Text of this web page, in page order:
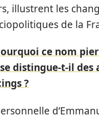
illustrent les
de la
ce nom
distingue-t-il des
?